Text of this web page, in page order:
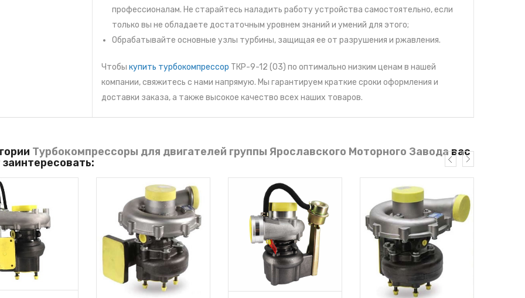
профессионалам. Не старайтесь наладить работу устройства самостоятельно, если
только вы не обладаете достаточным уровнем знаний и умений для этого;
Обрабатывайте основные узлы турбины, защищая ее от разрушения и ржавления.
Чтобы купить турбокомпрессор ТКР-9-12 (03) по оптимально низким ценам в нашей
компании, свяжитесь с нами напрямую. Мы гарантируем краткие сроки оформления и
доставки заказа, а также высокое качество всех наших товаров.
Турбокомпрессоры для двигателей группы Ярославского Моторного Заводавас